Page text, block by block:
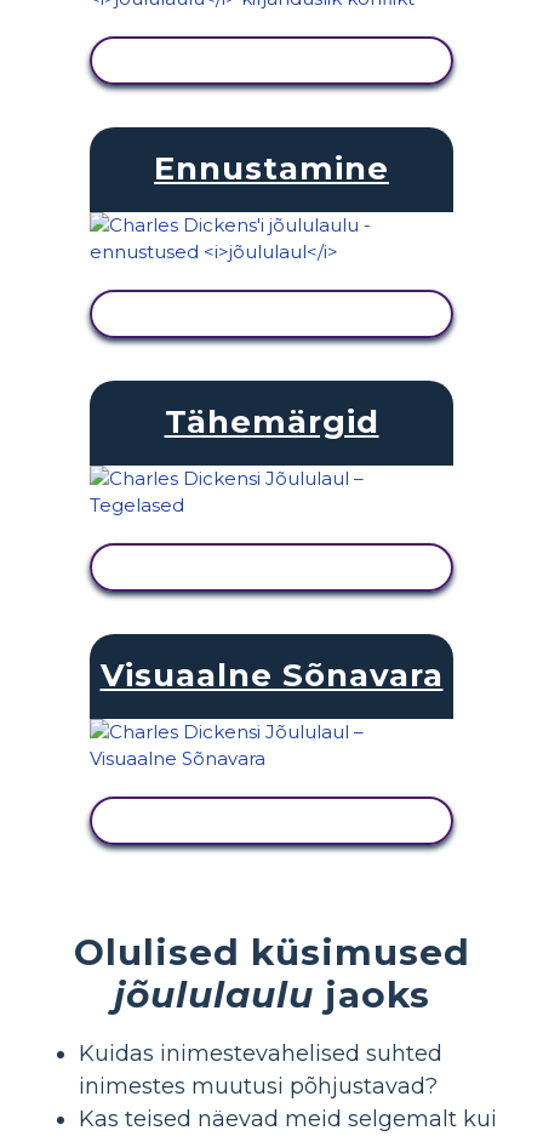
Ennustamine
Tähemärgid
Visuaalne Sõnavara
Olulised küsimused
jõululaulu jaoks
Kuidas inimestevahelised suhted
inimestes muutusi põhjustavad?
Kas teised näevad meid selgemalt kui